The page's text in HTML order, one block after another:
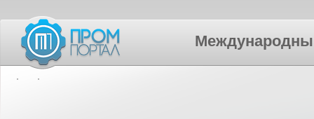
Международный